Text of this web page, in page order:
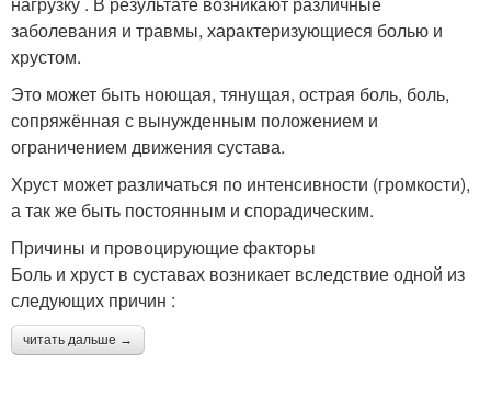
заболевания и травмы, характеризующиеся болью и
хрустом.
Это может быть ноющая, тянущая, острая боль, боль,
сопряжённая с вынужденным положением и
ограничением движения сустава.
Хруст может различаться по интенсивности (громкости),
а так же быть постоянным и спорадическим.
Причины и провоцирующие факторы
Боль и хруст в суставах возникает вследствие одной из
следующих причин :
читать дальше →